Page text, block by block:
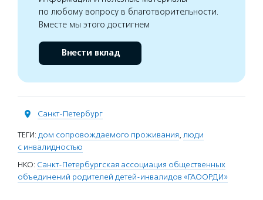
по любому вопросу в благотворительности.
Вместе мы этого достигнем
Внести вклад
Санкт-Петербург
ТЕГИ: дом сопровождаемого проживания, люди
с инвалидностью
НКО: Санкт-Петербургская ассоциация общественных
объединений родителей детей-инвалидов «ГАООРДИ»